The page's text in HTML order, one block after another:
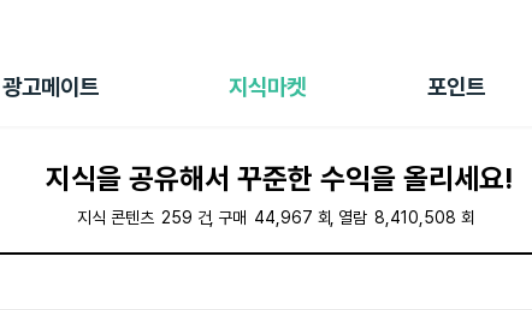
광고메이트 지식마켓 포인트
광고리포트
출석 룰렛
후원
이용내역
지식을 공유해서 꾸준한 수익을 올리세요!
지식 콘텐츠 259 건 구매 44,967 회 열람 8,410,508 회